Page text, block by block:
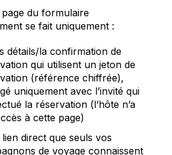
page du formulaire
se fait uniquement :
détails/la confirmation de
qui utilisent un jeton de
(référence chiffrée),
uniquement avec l’invité qui
la réservation (l’hôte n’a
à cette page)
lien direct que seuls vos
de voyage connaissent